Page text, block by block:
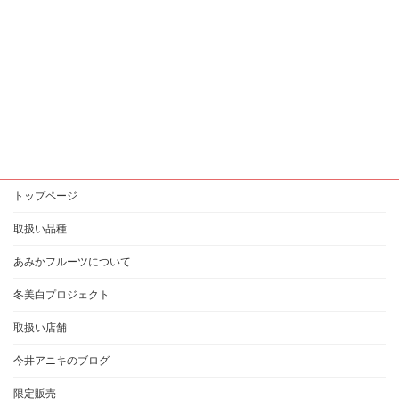
トップページ
取扱い品種
あみかフルーツについて
冬美白プロジェクト
取扱い店舗
今井アニキのブログ
限定販売